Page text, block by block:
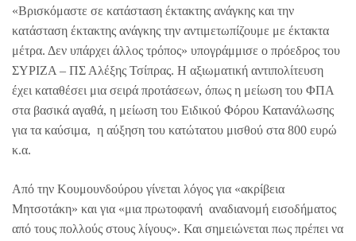
«Βρισκόμαστε σε κατάσταση έκτακτης ανάγκης και την
κατάσταση έκτακτης ανάγκης την αντιμετωπίζουμε με έκτακτα
μέτρα. Δεν υπάρχει άλλος τρόπος» υπογράμμισε ο πρόεδρος του
ΣΥΡΙΖΑ – ΠΣ Αλέξης Τσίπρας. Η αξιωματική αντιπολίτευση
έχει καταθέσει μια σειρά προτάσεων, όπως η μείωση του ΦΠΑ
στα βασικά αγαθά, η μείωση του Ειδικού Φόρου Κατανάλωσης
για τα καύσιμα, η αύξηση του κατώτατου μισθού στα 800 ευρώ
κ.α.
Από την Κουμουνδούρου γίνεται λόγος για «ακρίβεια
Μητσοτάκη» και για «μια πρωτοφανή αναδιανομή εισοδήματος
από τους πολλούς στους λίγους». Και σημειώνεται πως πρέπει να